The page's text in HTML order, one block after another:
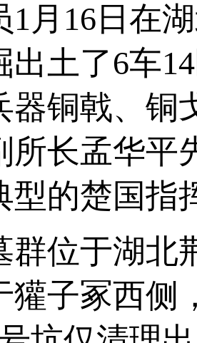
1月16日在
出土了6车
器铜戟、铜
所长孟华平
型的楚国指
群位于湖北
獾子冢西侧